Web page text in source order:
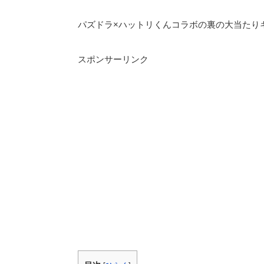
パズドラ×ハットリくんコラボの裏の大当たり
スポンサーリンク